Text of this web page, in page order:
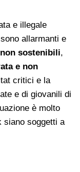
e illegale
allarmanti e
sostenibili,
e non
critici e la
e di giovanili di
è molto
siano soggetti a